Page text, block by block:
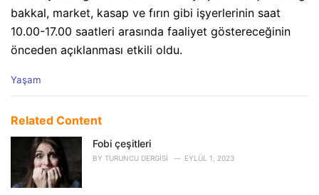
bakkal, market, kasap ve fırın gibi işyerlerinin saat
10.00-17.00 saatleri arasında faaliyet göstereceğinin
önceden açıklanması etkili oldu.
C
e
e
Yaşam
Related Content
Fobi çeşitleri
BY TURUNCU DERGISI EYLÜL 1, 2023